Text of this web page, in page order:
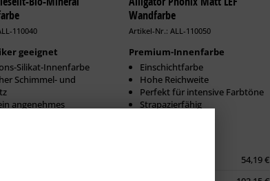
110040
geeignet
Silikat-Innenfarbe
Schimmel- und
angenehmes
Wandfarbe
Artikel-Nr.: ALL-110050
Premium-Innenfarbe
Einschichtfarbe
Hohe Reichweite
Perfekt für intensive Farbtöne
Strapazierfähig
54,19 €